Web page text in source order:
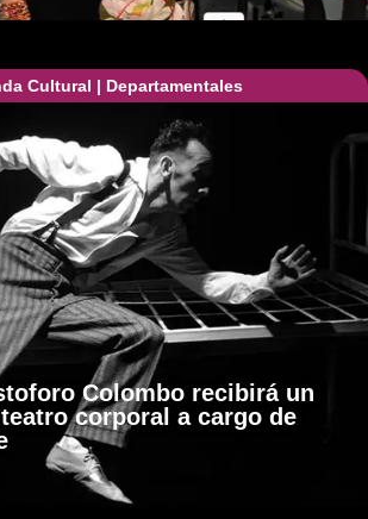
Cultural | Departamentales
Colombo recibirá un
corporal a cargo de